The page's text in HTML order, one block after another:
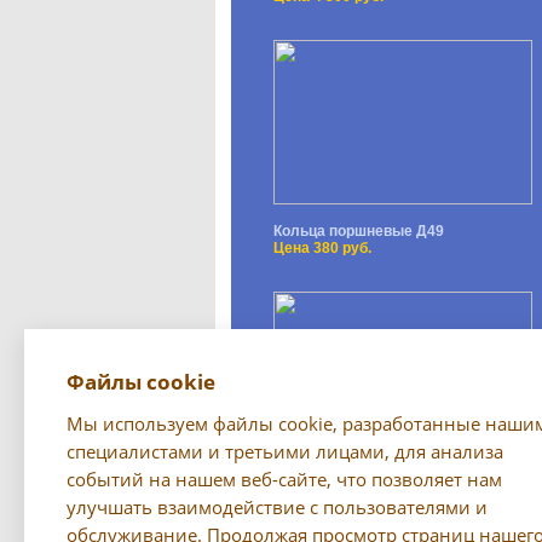
Кольца поршневые Д49
Цена 380 руб.
Светильник (переноска) РП-79
Все предложения →
Файлы cookie
Мы используем файлы cookie, разработанные
специалистами и третьими лицами, для анализа
событий на нашем веб-сайте, что позволяет нам
улучшать взаимодействие с пользователями и
обслуживание. Продолжая просмотр страниц